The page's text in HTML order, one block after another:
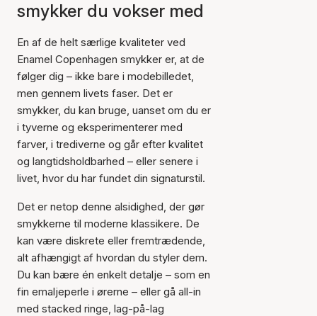
smykker du vokser med
En af de helt særlige kvaliteter ved
Enamel Copenhagen smykker er, at de
følger dig – ikke bare i modebilledet,
men gennem livets faser. Det er
smykker, du kan bruge, uanset om du er
i tyverne og eksperimenterer med
farver, i trediverne og går efter kvalitet
og langtidsholdbarhed – eller senere i
livet, hvor du har fundet din signaturstil.
Det er netop denne alsidighed, der gør
smykkerne til moderne klassikere. De
kan være diskrete eller fremtrædende,
alt afhængigt af hvordan du styler dem.
Du kan bære én enkelt detalje – som en
fin emaljeperle i ørerne – eller gå all-in
med stacked ringe, lag-på-lag